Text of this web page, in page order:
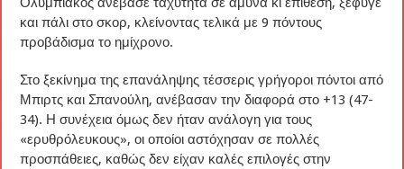
και πάλι στο σκορ, κλείνοντας τελικά με 9 πόντους
προβάδισμα το ημίχρονο.
Στο ξεκίνημα της επανάληψης τέσσερις γρήγοροι πόντοι από
Μπιρτς και Σπανούλη, ανέβασαν την διαφορά στο +13 (47-
34). Η συνέχεια όμως δεν ήταν ανάλογη για τους
«ερυθρόλευκους», οι οποίοι αστόχησαν σε πολλές
προσπάθειες, καθώς δεν είχαν καλές επιλογές στην